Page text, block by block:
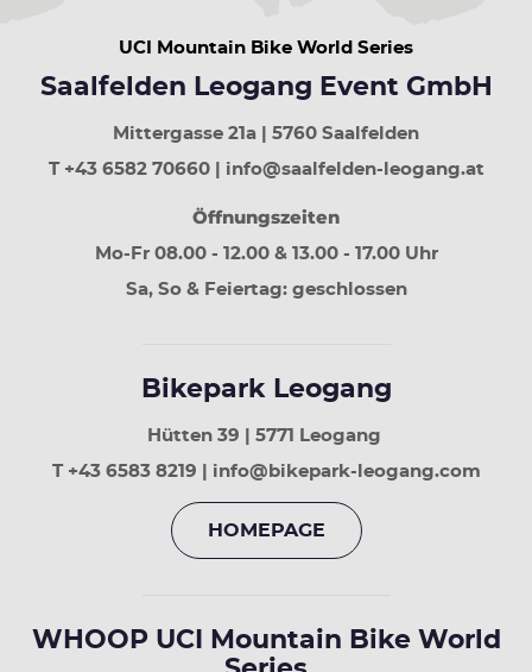
Tage
UCI Mountain Bike World Series
Saalfelden Leogang Event GmbH
Mittergasse 21a | 5760 Saalfelden
T +43 6582 70660 | info@saalfelden-leogang.at
Öffnungszeiten
Mo-Fr 08.00 - 12.00 & 13.00 - 17.00 Uhr
Sa, So & Feiertag: geschlossen
Bikepark Leogang
Hütten 39 | 5771 Leogang
T +43 6583 8219 | info@bikepark-leogang.com
HOMEPAGE
WHOOP UCI Mountain Bike World